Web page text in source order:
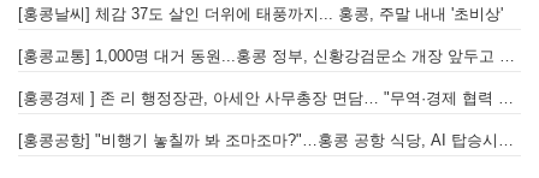
[홍콩날씨] 체감 37도 살인 더위에 태풍까지... 홍콩, 주말 내내 '초비상'